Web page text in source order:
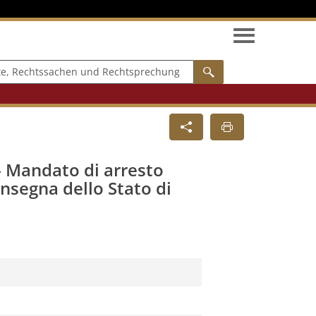
und Rechtsprechung
- Mandato di arresto
dello Stato di